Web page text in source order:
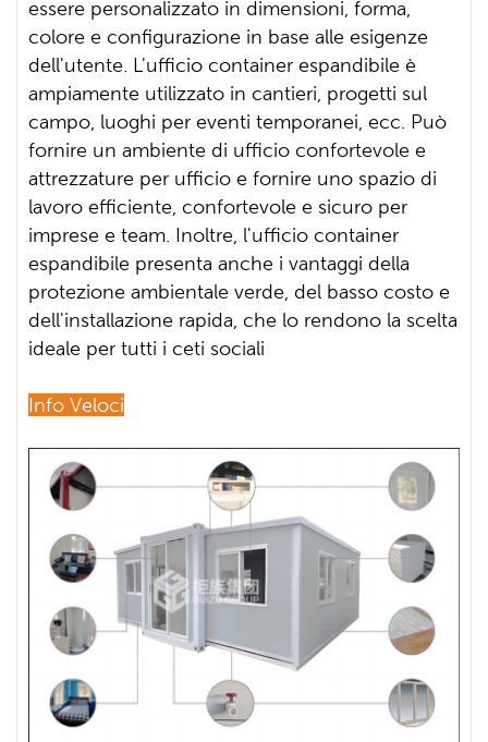
essere personalizzato in dimensioni, forma,
colore e configurazione in base alle esigenze
dell'utente. L'ufficio container espandibile è
ampiamente utilizzato in cantieri, progetti sul
campo, luoghi per eventi temporanei, ecc. Può
fornire un ambiente di ufficio confortevole e
attrezzature per ufficio e fornire uno spazio di
lavoro efficiente, confortevole e sicuro per
imprese e team. Inoltre, l'ufficio container
espandibile presenta anche i vantaggi della
protezione ambientale verde, del basso costo e
dell'installazione rapida, che lo rendono la scelta
ideale per tutti i ceti sociali
Info Veloci